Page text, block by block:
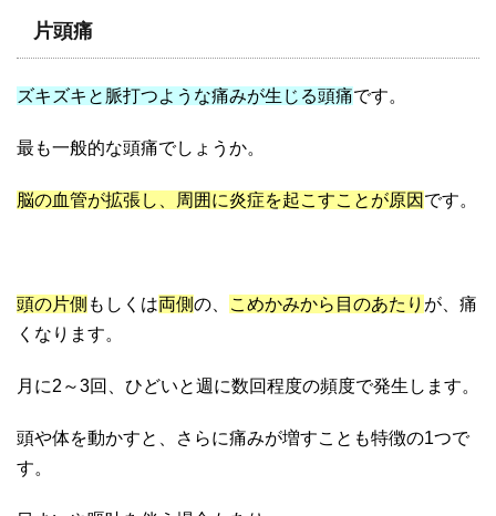
片頭痛
ズキズキと脈打つような痛みが生じる頭痛です。
最も一般的な頭痛でしょうか。
脳の血管が拡張し、周囲に炎症を起こすことが原因 です。
頭の片側 もしくは両側の、 こめかみから目のあたり が、痛
くなります。
月に2～3回、ひどいと週に数回程度の頻度で発生します。
頭や体を動かすと、さらに痛みが増すことも特徴の1つで
す。